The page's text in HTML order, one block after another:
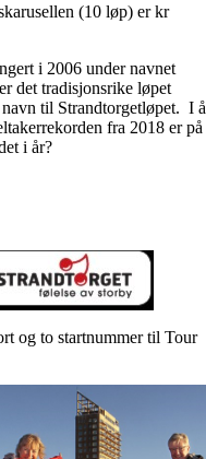
(10 løp) er kr
i 2006 under navnet
det tradisjonsrike løpet
til Strandtorgetløpet. I
fra 2018 er på
i år?
og to startnummer til Tour